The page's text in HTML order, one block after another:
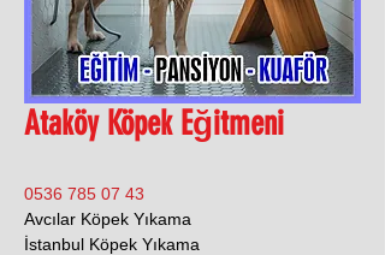
Ataköy Köpek Eğitmeni
0536 785 07 43
Avcılar Köpek Yıkama
İstanbul Köpek Yıkama